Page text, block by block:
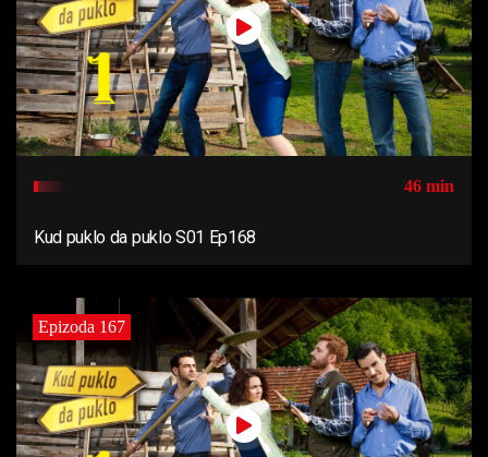
46 min
Kud puklo da puklo S01 Ep168
Epizoda 167